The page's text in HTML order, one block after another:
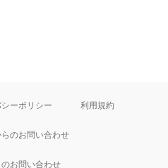
ーポリシー 利用規約
のお問い合わせ
お問い合わせ